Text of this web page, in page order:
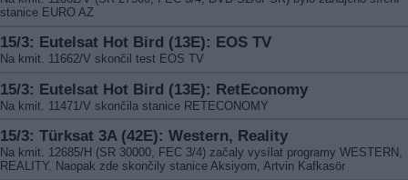
stanice EURO AZ
15/3: Eutelsat Hot Bird (13E): EOS TV
Na kmit. 11662/V skončil test EOS TV
15/3: Eutelsat Hot Bird (13E): RetEconomy
Na kmit. 11471/V skončila stanice RETECONOMY
15/3: Türksat 3A (42E): Western, Reality
Na kmit. 12685/H (SR 30000, FEC 3/4) začaly vysílat programy WESTERN,
REALITY. Naopak zde skončily stanice Aksiyom, Artvin Kafkasör